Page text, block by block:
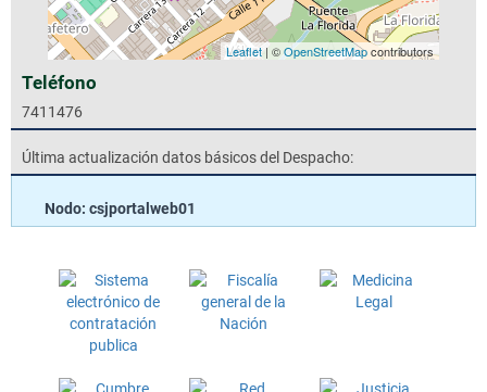
Leaflet| ©OpenStreetMapcontributors
Teléfono
7411476
Última actualización datos básicos del Despacho:
Nodo: csjportalweb01